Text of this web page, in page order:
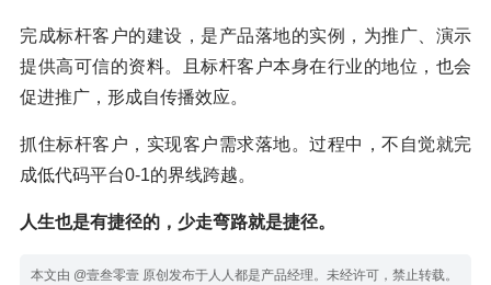
完成标杆客户的建设，是产品落地的实例，为推广、演示
提供高可信的资料。且标杆客户本身在行业的地位，也会
促进推广，形成自传播效应。
抓住标杆客户，实现客户需求落地。过程中，不自觉就完
成低代码平台0-1的界线跨越。
人生也是有捷径的，少走弯路就是捷径。
本文由 @壹叁零壹 原创发布于人人都是产品经理。未经许可，禁止转载。